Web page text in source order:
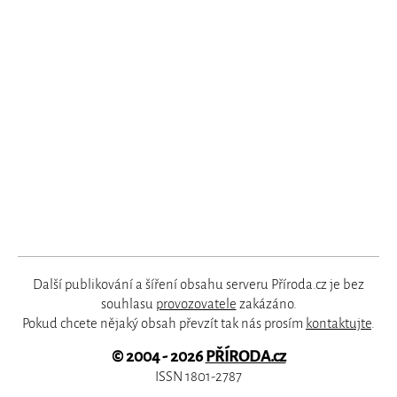
Další publikování a šíření obsahu serveru Příroda.cz je bez
souhlasu provozovatele zakázáno.
Pokud chcete nějaký obsah převzít tak nás prosím kontaktujte
© 2004 - 2026PŘÍRODA.cz
ISSN 1801-2787